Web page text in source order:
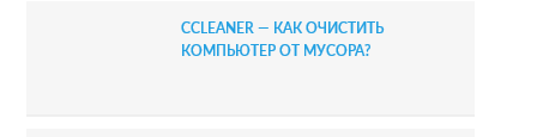
CCLEANER — КАК ОЧИСТИТЬ
КОМПЬЮТЕР ОТ МУСОРА?